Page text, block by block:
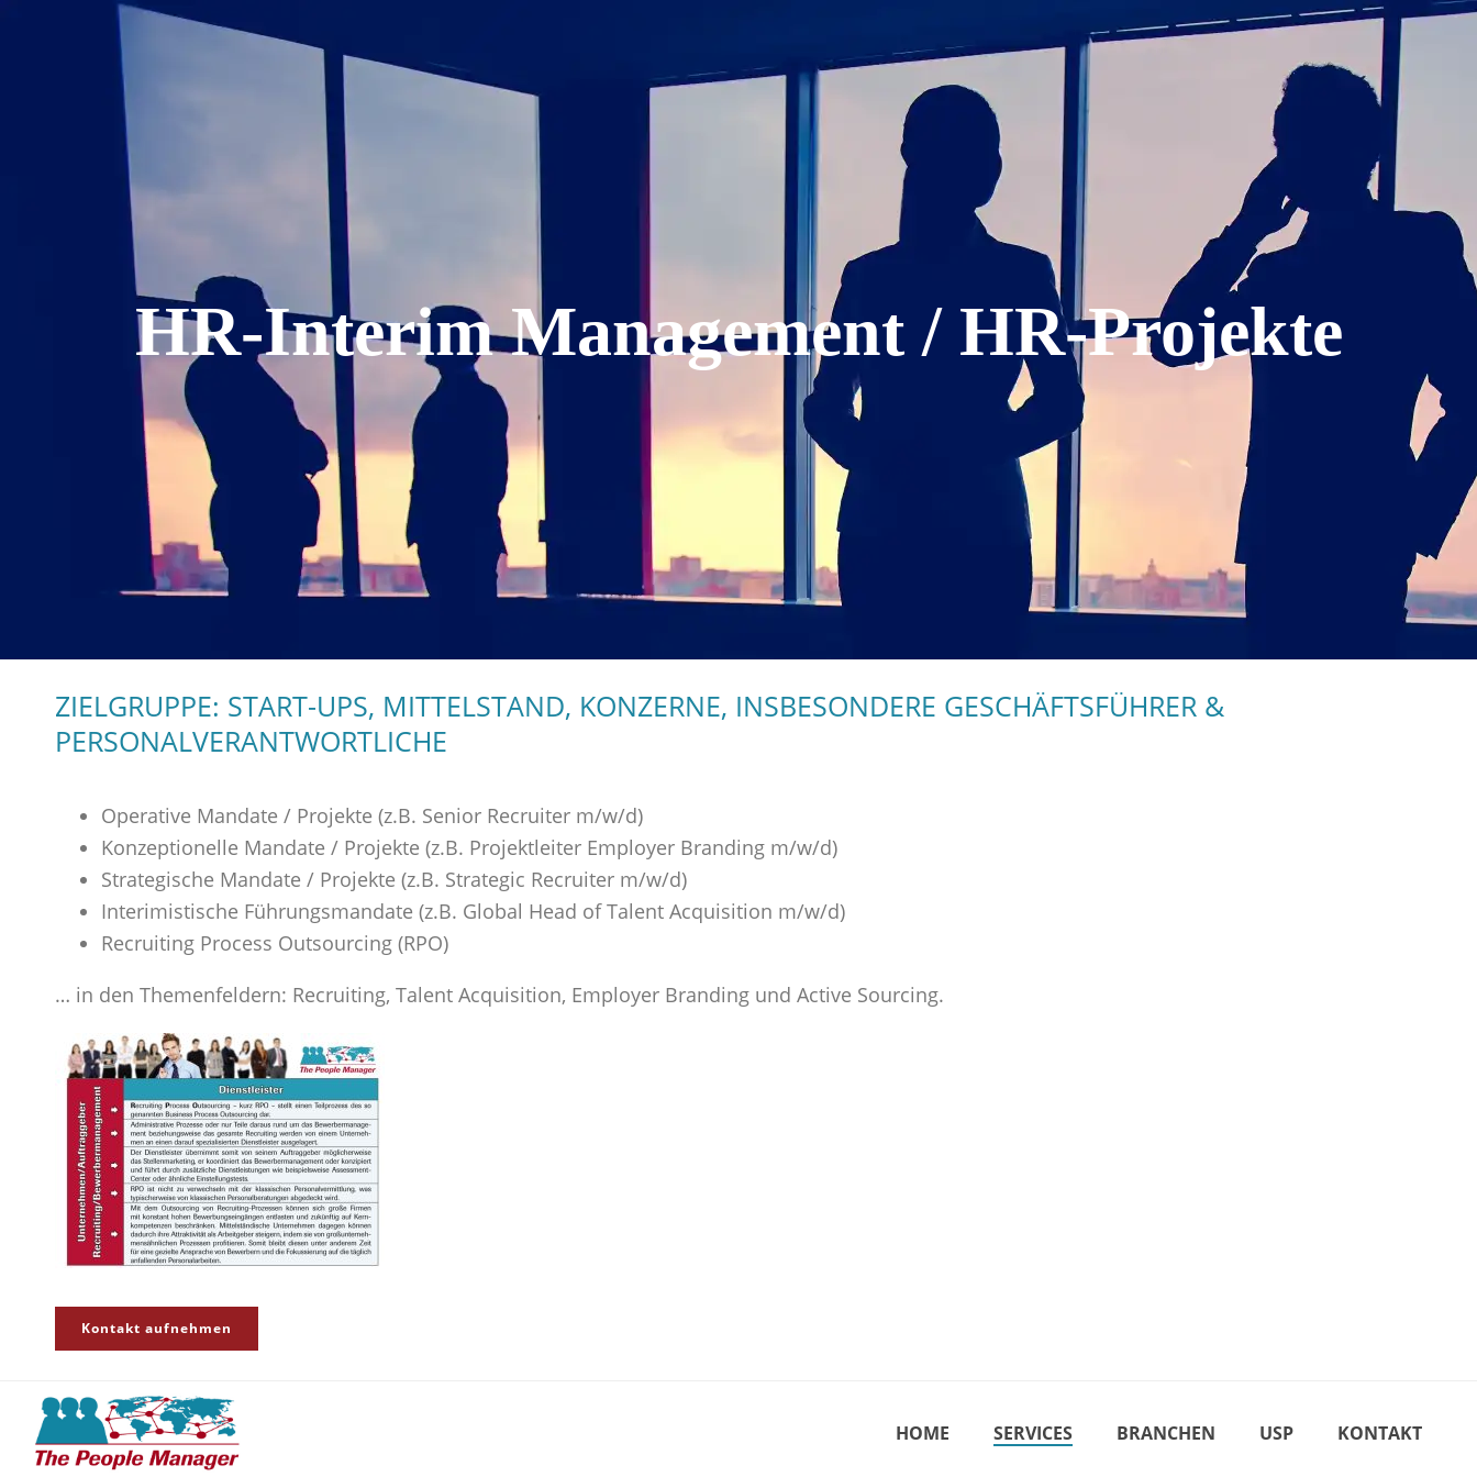
HR-Interim Management / HR-Projekte
ZIELGRUPPE: START-UPS, MITTELSTAND, KONZERNE, INSBESONDERE GESCHÄFTSFÜHRER &
PERSONALVERANTWORTLICHE
Operative Mandate / Projekte (z.B. Senior Recruiter m/w/d)
Konzeptionelle Mandate / Projekte (z.B. Projektleiter Employer Branding m/w/d)
Strategische Mandate / Projekte (z.B. Strategic Recruiter m/w/d)
Interimistische Führungsmandate (z.B. Global Head of Talent Acquisition m/w/d)
Recruiting Process Outsourcing (RPO)
… in den Themenfeldern: Recruiting, Talent Acquisition, Employer Branding und Active Sourcing.
Kontakt aufnehmen
HOME SERVICES BRANCHEN USP KONTAKT